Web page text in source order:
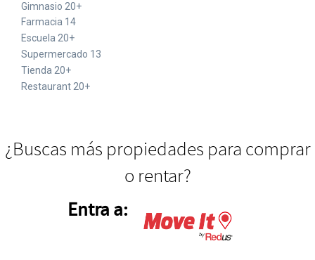
Gimnasio 20+
Farmacia 14
Escuela 20+
Supermercado 13
Tienda 20+
Restaurant 20+
¿Buscas más propiedades para comprar
o rentar?
Entra a: